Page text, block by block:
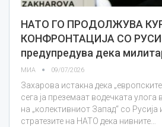
НАТО ГО ПРОДОЛЖУВА
КОНФРОНТАЦИЈА СО
предупредува дека
МИА 09/07/2026
Захарова истакна дека
сега ја преземаат водечката
на „колективниот Запад“ со Русија
стратезите на НАТО дека нивните…